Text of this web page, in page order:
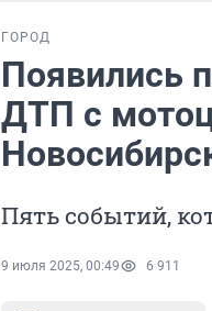
ГОРОД
Появились
ДТП с
Пять событий,
9 июля 2025, 00:49 6 911